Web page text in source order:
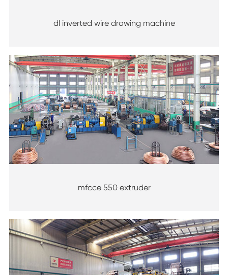
dl inverted wire drawing machine
mfcce 550 extruder